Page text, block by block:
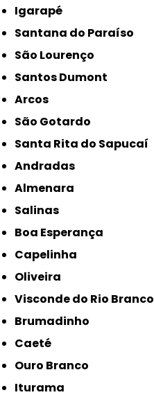
Igarapé
Santana do Paraíso
São Lourenço
Santos Dumont
Arcos
São Gotardo
Santa Rita do Sapucaí
Andradas
Almenara
Salinas
Boa Esperança
Capelinha
Oliveira
Visconde do Rio Branco
Brumadinho
Caeté
Ouro Branco
Iturama